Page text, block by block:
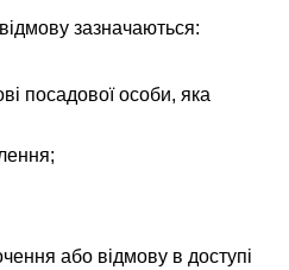
зазначаються:
посадової особи, яка
або відмову в доступі